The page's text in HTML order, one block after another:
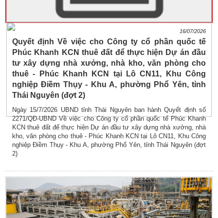
16/07/2026
Quyết định Về việc cho Công ty cổ phần quốc tế
Phúc Khanh KCN thuê đất để thực hiện Dự án đầu
tư xây dựng nhà xưởng, nhà kho, văn phòng cho
thuê - Phúc Khanh KCN tại Lô CN11, Khu Công
nghiệp Điềm Thụy - Khu A, phường Phổ Yên, tỉnh
Thái Nguyên (đợt 2)
Ngày 15/7/2026 UBND tỉnh Thái Nguyên ban hành Quyết định số
2271/QĐ-UBND Về việc cho Công ty cổ phần quốc tế Phúc Khanh
KCN thuê đất để thực hiện Dự án đầu tư xây dựng nhà xưởng, nhà
kho, văn phòng cho thuê - Phúc Khanh KCN tại Lô CN11, Khu Công
nghiệp Điềm Thụy - Khu A, phường Phổ Yên, tỉnh Thái Nguyên (đợt
2)